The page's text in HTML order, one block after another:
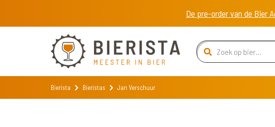
De pre-order van de Bier
Bierista Bieristas Jan Verschuur